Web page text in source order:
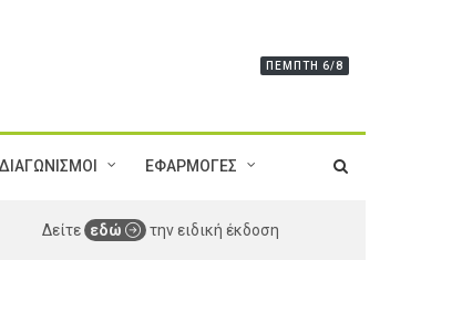
ΠΈΜΠΤΗ 6/8
ΔΙΑΓΩΝΙΣΜΟΙ ΕΦΑΡΜΟΓΕΣ
Δείτε εδώ την ειδική έκδοση